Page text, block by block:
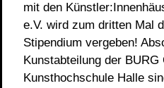
mit den
e.V. wird zum dritten Mal
Stipendium vergeben!
Kunstabteilung der BURG
Kunsthochschule Halle